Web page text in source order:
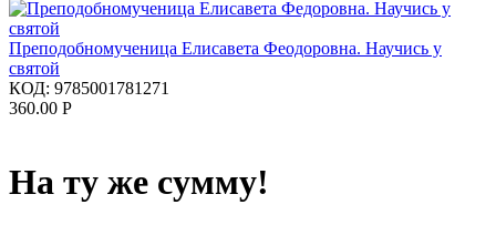
Преподобномученица Елисавета Феодоровна. Научись у
святой
КОД: 9785001781271
360.00 Р
На ту же сумму!